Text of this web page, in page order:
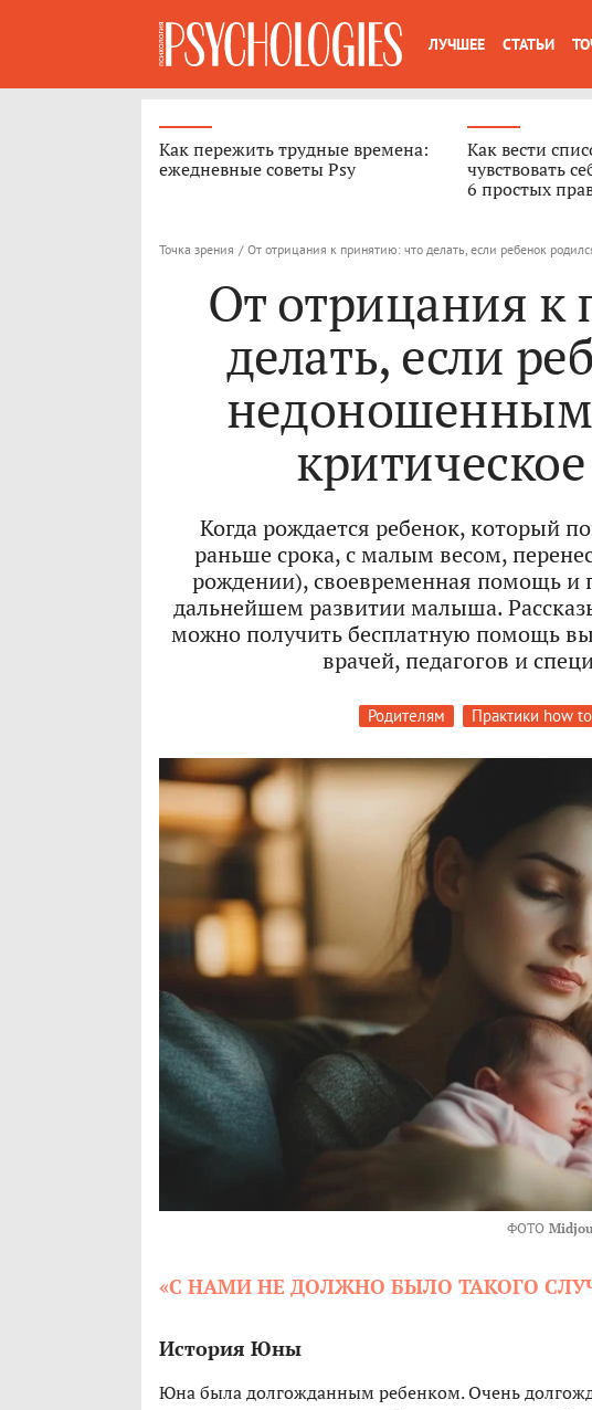
ЛУЧШЕЕ СТАТЬИ
Как пережить трудные времена:
ежедневные советы Psy
Как вести
чувствовать
6 простых
Точка зрения / От отрицания к принятию: что делать, если ребенок
От отрицания к
делать, если
Когда рождается ребенок, который
раньше срока, с малым весом,
рождении), своевременная помощь и
дальнейшем развитии малыша.
можно получить бесплатную помощь
врачей, педагогов и
Родителям Практики how to
ФОТО
«С НАМИ НЕ ДОЛЖНО БЫЛО ТАКОГО
История Юны
Юна была долгожданным ребенком. Очень